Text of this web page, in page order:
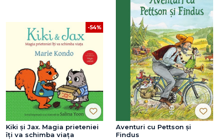
-54%
Kiki și Jax. Magia prieteniei
îți va schimba viața
Aventuri cu Pettson și
Findus